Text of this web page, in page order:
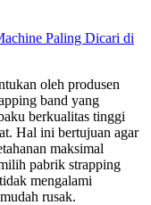
Paling Dicari di
oleh produsen
band yang
berkualitas tinggi
Hal ini bertujuan agar
maksimal
pabrik strapping
mengalami
rusak.